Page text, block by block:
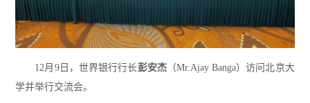
12月9日，世界银行行长彭安杰（Mr.Ajay Banga）访问北京大
学并举行交流会。